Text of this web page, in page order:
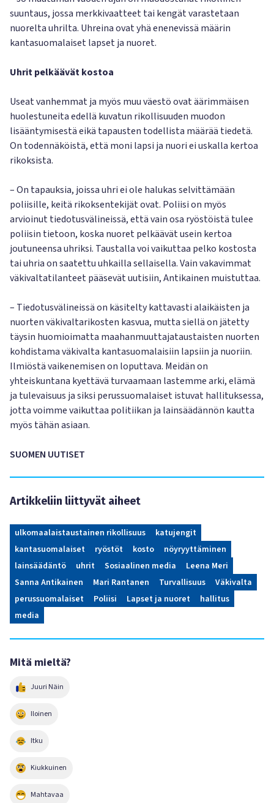
suuntaus, jossa merkkivaatteet tai kengät varastetaan
nuorelta uhrilta. Uhreina ovat yhä enenevissä määrin
kantasuomalaiset lapset ja nuoret.
Uhrit pelkäävät kostoa
Useat vanhemmat ja myös muu väestö ovat äärimmäisen
huolestuneita edellä kuvatun rikollisuuden muodon
lisääntymisestä eikä tapausten todellista määrää tiedetä.
On todennäköistä, että moni lapsi ja nuori ei uskalla kertoa
rikoksista.
– On tapauksia, joissa uhri ei ole halukas selvittämään
poliisille, keitä rikoksentekijät ovat. Poliisi on myös
arvioinut tiedotusvälineissä, että vain osa ryöstöistä tulee
poliisin tietoon, koska nuoret pelkäävät usein kertoa
joutuneensa uhriksi. Taustalla voi vaikuttaa pelko kostosta
tai uhria on saatettu uhkailla sellaisella. Vain vakavimmat
väkivaltatilanteet pääsevät uutisiin, Antikainen muistuttaa.
– Tiedotusvälineissä on käsitelty kattavasti alaikäisten ja
nuorten väkivaltarikosten kasvua, mutta siellä on jätetty
täysin huomioimatta maahanmuuttajataustaisten nuorten
kohdistama väkivalta kantasuomalaisiin lapsiin ja nuoriin.
Ilmiöstä vaikenemisen on loputtava. Meidän on
yhteiskuntana kyettävä turvaamaan lastemme arki, elämä
ja tulevaisuus ja siksi perussuomalaiset istuvat hallituksessa,
jotta voimme vaikuttaa politiikan ja lainsäädännön kautta
myös tähän asiaan.
SUOMEN UUTISET
Artikkeliin liittyvät aiheet
ulkomaalaistaustainen rikollisuus
katujengit
kantasuomalaiset
ryöstöt kosto
nöyryyttäminen
lainsäädäntö
uhrit Sosiaalinen media
Leena Meri
Sanna Antikainen
Mari Rantanen Turvallisuus
Väkivalta
perussuomalaiset
Poliisi Lapset ja nuoret
hallitus
media
Mitä mieltä?
Juuri Näin
Iloinen
Itku
Kiukkuinen
Mahtavaa